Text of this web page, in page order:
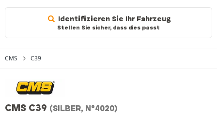
Identifizieren Sie Ihr Fahrzeug
Stellen Sie sicher, dass dies passt
CMS C39
CMS C39 (SILBER, N°4020)